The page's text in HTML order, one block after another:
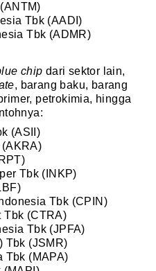
Tbk (AADI)
Tbk (ADMR)
chip dari sektor lain,
, barang baku, barang
petrokimia, hingga
(ASII)
Tbk (INKP)
Tbk (CPIN)
Tbk (CTRA)
Tbk (JPFA)
Tbk (JSMR)
Tbk (MAPA)